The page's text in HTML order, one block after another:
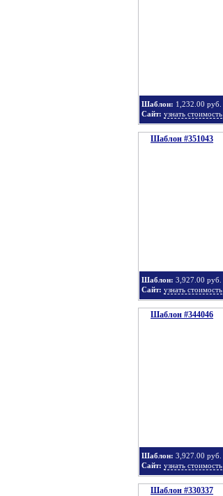
Шаблон: 1,232.00 руб.
Сайт: узнать стоимость
Шаблон #351043
Шаблон: 3,927.00 руб.
Сайт: узнать стоимость
Шаблон #344046
Шаблон: 3,927.00 руб.
Сайт: узнать стоимость
Шаблон #330337